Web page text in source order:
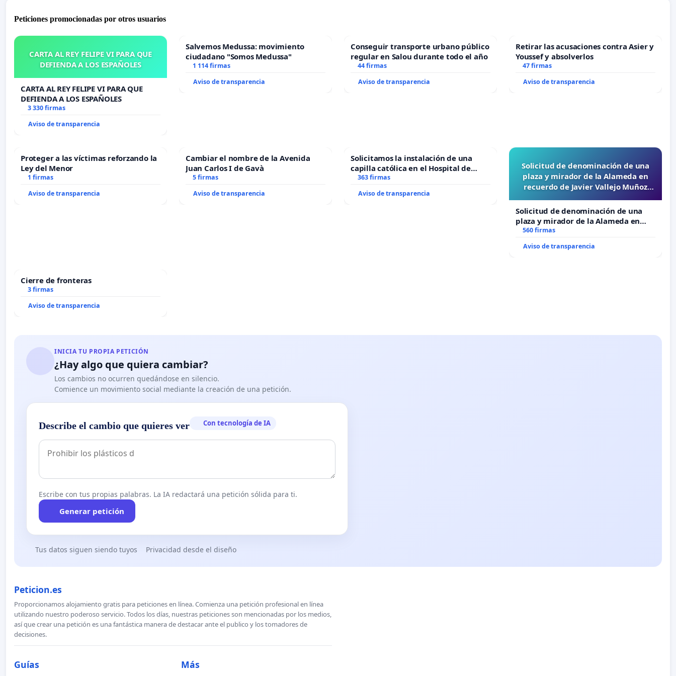
Peticiones promocionadas por otros usuarios
CARTA AL REY FELIPE VI PARA QUE
DEFIENDA A LOS ESPAÑOLES
CARTA AL REY FELIPE VI PARA QUE
DEFIENDA A LOS ESPAÑOLES
3 330 firmas
Aviso de transparencia
Salvemos Medussa: movimiento
ciudadano "Somos Medussa"
1 114 firmas
Aviso de transparencia
Conseguir transporte urbano público
regular en Salou durante todo el año
44 firmas
Aviso de transparencia
Retirar las acusaciones contra Asier y
Youssef y absolverlos
47 firmas
Aviso de transparencia
Proteger a las víctimas reforzando la
Ley del Menor
1 firmas
Aviso de transparencia
Cambiar el nombre de la Avenida
Juan Carlos I de Gavà
5 firmas
Aviso de transparencia
Solicitamos la instalación de una
capilla católica en el Hospital de
Alcañiz
363 firmas
Aviso de transparencia
Solicitud de denominación de una
plaza y mirador de la Alameda en
recuerdo de Javier Vallejo Muñoz
Solicitud de denominación de una
plaza y mirador de la Alameda en
recuerdo de Javier Vallejo Muñoz
“Mazinger”
560 firmas
Aviso de transparencia
Cierre de fronteras
3 firmas
Aviso de transparencia
INICIA TU PROPIA PETICIÓN
¿Hay algo que quiera cambiar?
Los cambios no ocurren quedándose en silencio.
Comience un movimiento social mediante la creación de una petición.
Describe el cambio que quieres ver Con tecnología de IA
Escribe con tus propias palabras. La IA redactará una petición sólida para ti.
Generar petición
Tus datos siguen siendo tuyos Privacidad desde el diseño
Peticion.es
Proporcionamos alojamiento gratis para peticiones en línea. Comienza una petición profesional en línea
utilizando nuestro poderoso servicio. Todos los días, nuestras peticiones son mencionadas por los medios,
así que crear una petición es una fantástica manera de destacar ante el publico y los tomadores de
decisiones.
Guías Más